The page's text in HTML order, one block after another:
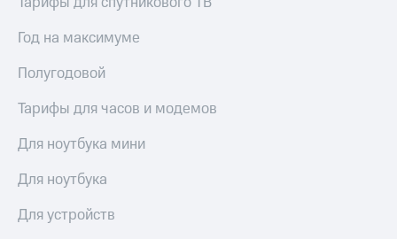
Год на максимуме
Полугодовой
Тарифы для часов и модемов
Для ноутбука мини
Для ноутбука
Для устройств